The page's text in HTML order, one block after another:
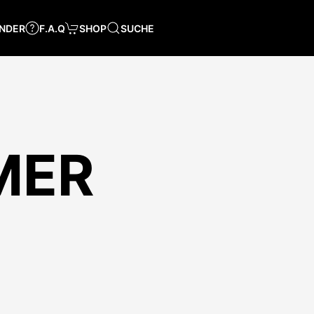
F.A.Q SHOP SUCHE